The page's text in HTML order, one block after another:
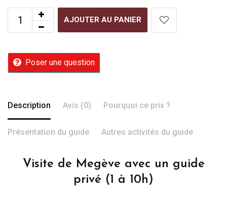
AJOUTER AU PANIER
Poser une question
Description Avis (0) Pourquoi ce prix ?
Présentation du guide Autres activités du guide
Visite de Megève avec un guide
privé (1 à 10h)